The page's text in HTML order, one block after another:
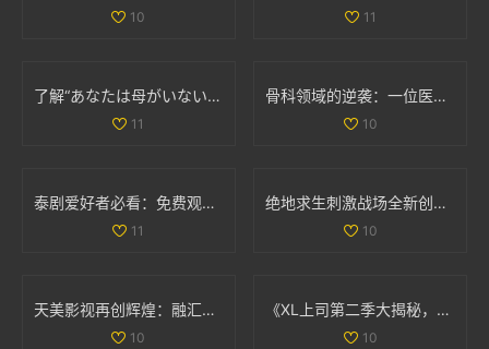
10 11
了解“あなたは母がいない”的深层含义与情感解析
11
骨科领域的逆袭：一位医生面对两位患者的挑战与思考
10
泰剧爱好者必看：免费观看热门经典电视剧推荐大全
11
绝地求生刺激战场全新创意工坊上线，体验极寒模式的独特挑战与乐趣
10
天美影视再创辉煌：融汇创新与经典的视听盛宴
10
《XL上司第二季大揭秘，角色发展与剧情变化分析》
10